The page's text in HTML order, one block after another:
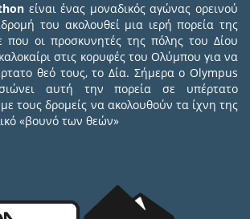
είναι ένας μοναδικός αγώνας ορεινού
του ακολουθεί μια ιερή πορεία της
που οι προσκυνητές της πόλης του Δίου
στις κορυφές του Ολύμπου για να
θεό τους, το Δία. Σήμερα ο Olympus
αυτή την πορεία σε υπέρτατο
τους δρομείς να ακολουθούν τα ίχνη της
«βουνό των θεών»